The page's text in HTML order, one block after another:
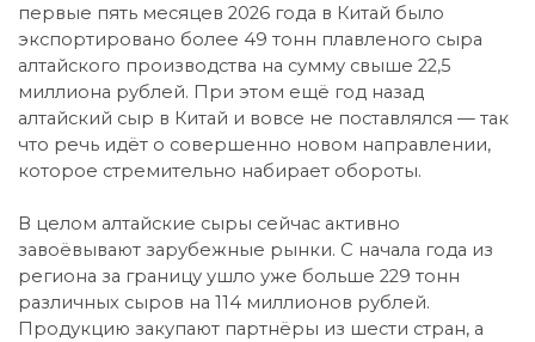
первые пять месяцев 2026 года в Китай было
экспортировано более 49 тонн плавленого сыра
алтайского производства на сумму свыше 22,5
миллиона рублей. При этом ещё год назад
алтайский сыр в Китай и вовсе не поставлялся — так
что речь идёт о совершенно новом направлении,
которое стремительно набирает обороты.
В целом алтайские сыры сейчас активно
завоёвывают зарубежные рынки. С начала года из
региона за границу ушло уже больше 229 тонн
различных сыров на 114 миллионов рублей.
Продукцию закупают партнёры из шести стран, а